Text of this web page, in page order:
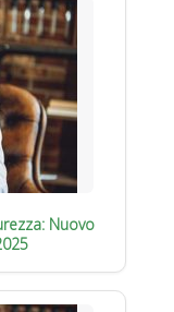
Nuovo